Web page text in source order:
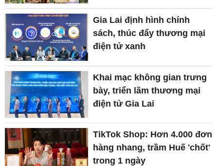
Gia Lai định hình chính
sách, thúc đẩy thương mại
điện tử xanh
Khai mạc không gian trưng
bày, triển lãm thương mại
điện tử Gia Lai
TikTok Shop: Hơn 4.000 đơn
hàng nhang, trầm Huế 'chốt'
trong 1 ngày